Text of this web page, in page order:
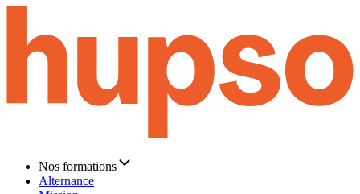
Nos formations
Alternance